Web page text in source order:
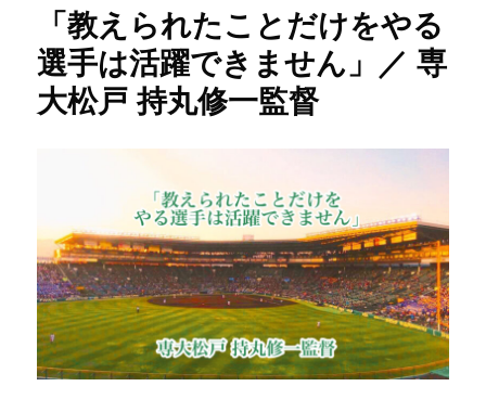
っ
て
い
こ
う」
国
際
大
付
青
木
尚
龍
監
「教えられたことだけをやる
選手は活躍できません」／ 専
大松戸 持丸修一監督